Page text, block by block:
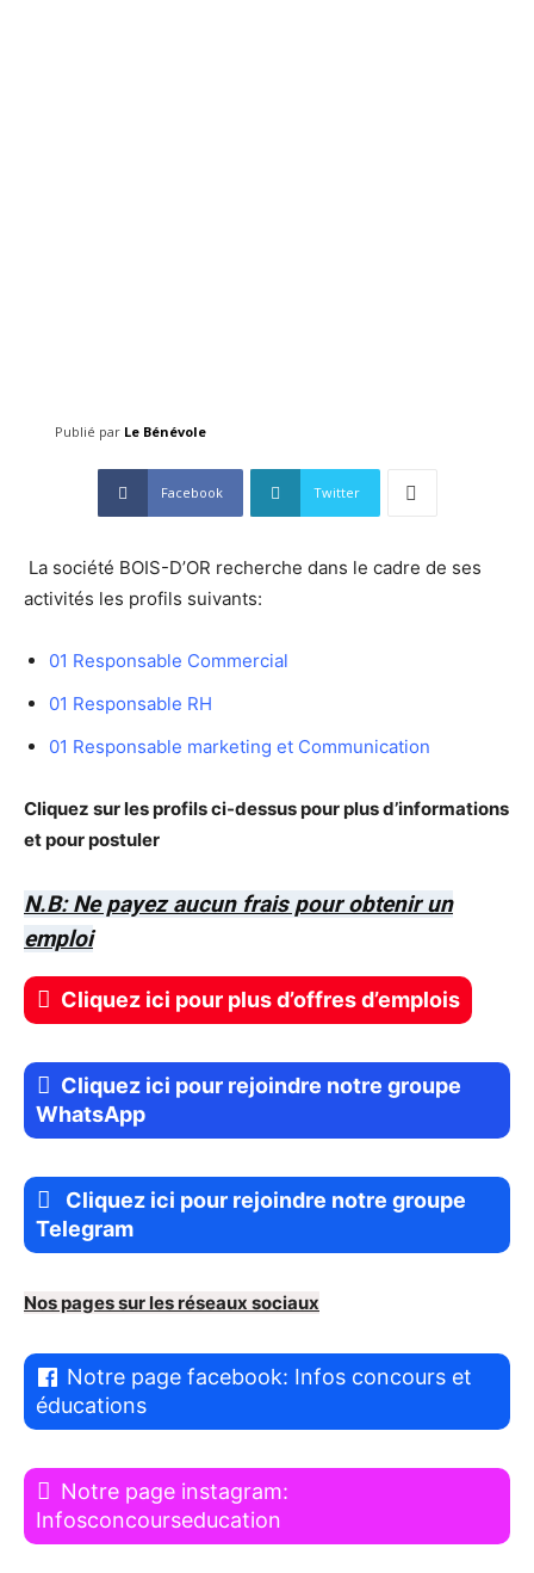
Publié par Le Bénévole
Facebook Twitter
La société BOIS-D’OR recherche dans le cadre de ses
activités les profils suivants:
01 Responsable Commercial
01 Responsable RH
01 Responsable marketing et Communication
Cliquez sur les profils ci-dessus pour plus d’informations
et pour postuler
N.B: Ne payez aucun frais pour obtenir un
emploi
Cliquez ici pour plus d’offres d’emplois
Cliquez ici pour rejoindre notre groupe
WhatsApp
Cliquez ici pour rejoindre notre groupe
Telegram
Nos pages sur les réseaux sociaux
Notre page facebook: Infos concours et
éducations
Notre page instagram:
Infosconcourseducation